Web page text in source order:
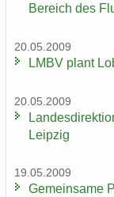
Be­reich des
20.05.2009
LMBV plant
20.05.2009
Leip­zig
19.05.2009
Ge­mein­sa­me